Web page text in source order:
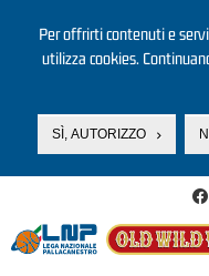
Per offrirti contenuti e
utilizza cookies.
SÌ, AUTORIZZO